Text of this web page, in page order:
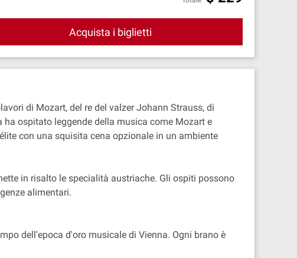
Acquista i biglietti
di Mozart, del re del valzer Johann Strauss, di
ospitato leggende della musica come Mozart e
con una squisita cena opzionale in un ambiente
in risalto le specialità austriache. Gli ospiti possono
alimentari.
dell'epoca d'oro musicale di Vienna. Ogni brano è